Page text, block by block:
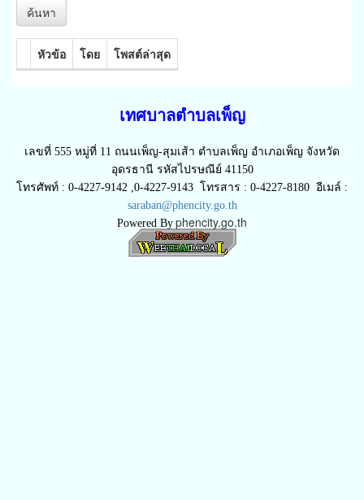
ค้นหา
หัวข้อ โดย โพสต์ล่าสุด
เทศบาลตำบลเพ็ญ
เลขที่ 555 หมู่ที่ 11 ถนนเพ็ญ-สุมเส้า ตำบลเพ็ญ อำเภอเพ็ญ จังหวัด
อุดรธานี รหัสไปรษณีย์ 41150
โทรศัพท์ : 0-4227-9142 ,0-4227-9143 โทรสาร : 0-4227-8180 อีเมล์ :
saraban@phencity.go.th
Powered By phencity.go.th